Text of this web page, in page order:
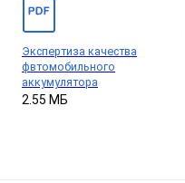
Экспертиза качества
фвтомобильного
аккумулятора
2.55 МБ